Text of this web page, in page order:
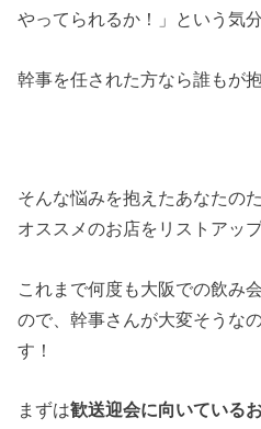
やってられるか！」という気
幹事を任された方なら誰もが
そんな悩みを抱えたあなたの
オススメのお店をリストアッ
これまで何度も大阪での飲み
ので、幹事さんが大変そうな
す！
まずは歓送迎会に向いている